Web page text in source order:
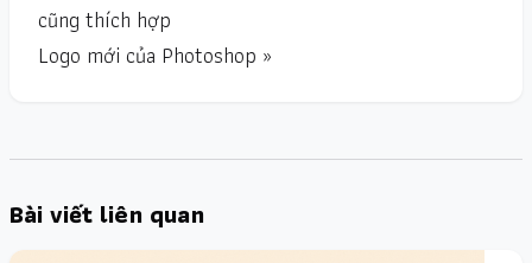
cũng thích hợp
Logo mới của Photoshop »
Bài viết liên quan